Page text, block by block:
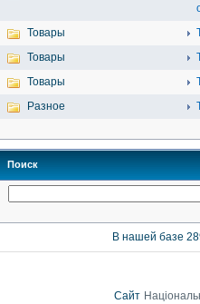
Товары
Товары
Товары
Разное
Поиск
В нашей базе
Сайт